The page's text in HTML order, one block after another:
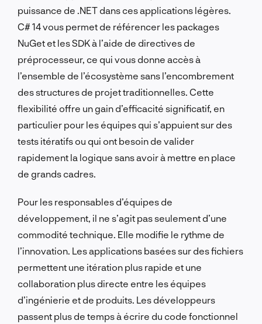
puissance de .NET dans ces applications légères.
C# 14 vous permet de référencer les packages
NuGet et les SDK à l’aide de directives de
préprocesseur, ce qui vous donne accès à
l’ensemble de l’écosystème sans l’encombrement
des structures de projet traditionnelles. Cette
flexibilité offre un gain d’efficacité significatif, en
particulier pour les équipes qui s’appuient sur des
tests itératifs ou qui ont besoin de valider
rapidement la logique sans avoir à mettre en place
de grands cadres.
Pour les responsables d’équipes de
développement, il ne s’agit pas seulement d’une
commodité technique. Elle modifie le rythme de
l’innovation. Les applications basées sur des fichiers
permettent une itération plus rapide et une
collaboration plus directe entre les équipes
d’ingénierie et de produits. Les développeurs
passent plus de temps à écrire du code fonctionnel